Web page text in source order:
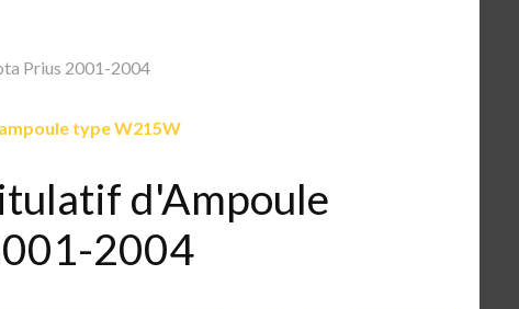
Prius 2001-2004
ampoule type W215W
d'Ampoule
2004